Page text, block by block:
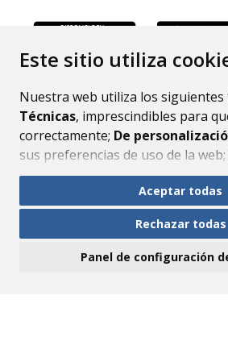
Este sitio utiliza
Nuestra web utiliza los siguientes
Técnicas, imprescindibles para
correctamente; De
sus preferencias de uso de la web;
mejorar el funcionamiento de la
Si acepta pulsando el botón
consideramos que acepta su uso.
ninguna acción, se guardarán las
Aceptar todas
Rechazar todas
Panel de configuración